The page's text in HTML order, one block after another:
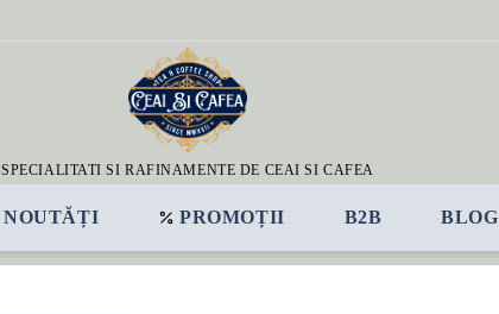
SPECIALITATI SI RAFINAMENTE DE CEAI SI CAFEA
NOUTĂȚI PROMOȚII B2B BLOG